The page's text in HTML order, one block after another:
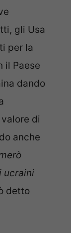
gli Usa
per la
il Paese
dando
di
anche
ucraini
detto